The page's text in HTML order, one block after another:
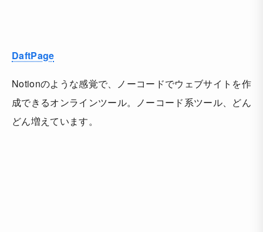
DaftPage
Notionのような感覚で、ノーコードでウェブサイトを作
成できるオンラインツール。ノーコード系ツール、どん
どん増えています。